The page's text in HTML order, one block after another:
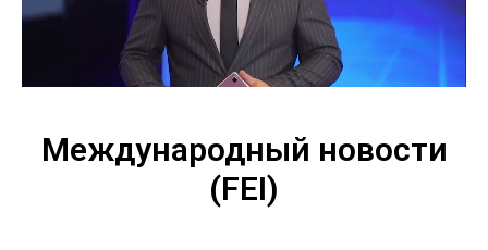
Международный новости
(FEI)